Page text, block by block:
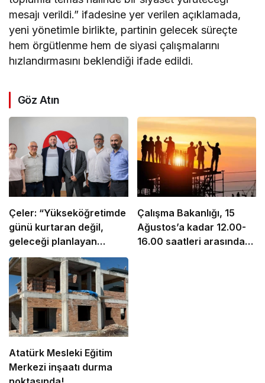
mesajı verildi.” ifadesine yer verilen açıklamada,
yeni yönetimle birlikte, partinin gelecek süreçte
hem örgütlenme hem de siyasi çalışmalarını
hızlandırmasını beklendiği ifade edildi.
Göz Atın
Çeler: “Yükseköğretimde
günü kurtaran değil,
geleceği planlayan
politikalara ihtiyaç var”
Çalışma Bakanlığı, 15
Ağustos’a kadar 12.00-
16.00 saatleri arasında
Atatürk Mesleki Eğitim
Merkezi inşaatı durma